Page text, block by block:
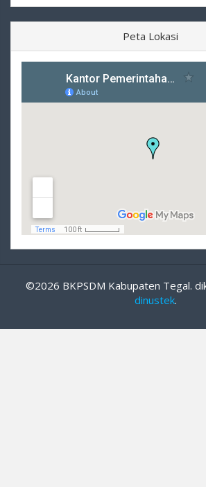
Peta Lokasi
©2026 BKPSDM Kabupaten Tegal.
dinustek.